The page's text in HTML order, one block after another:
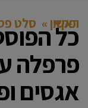
ראשי » סלט פסטה פרפלה עם גבינה רכה אגסים ופקאן
כל
פרפלה
אגסים